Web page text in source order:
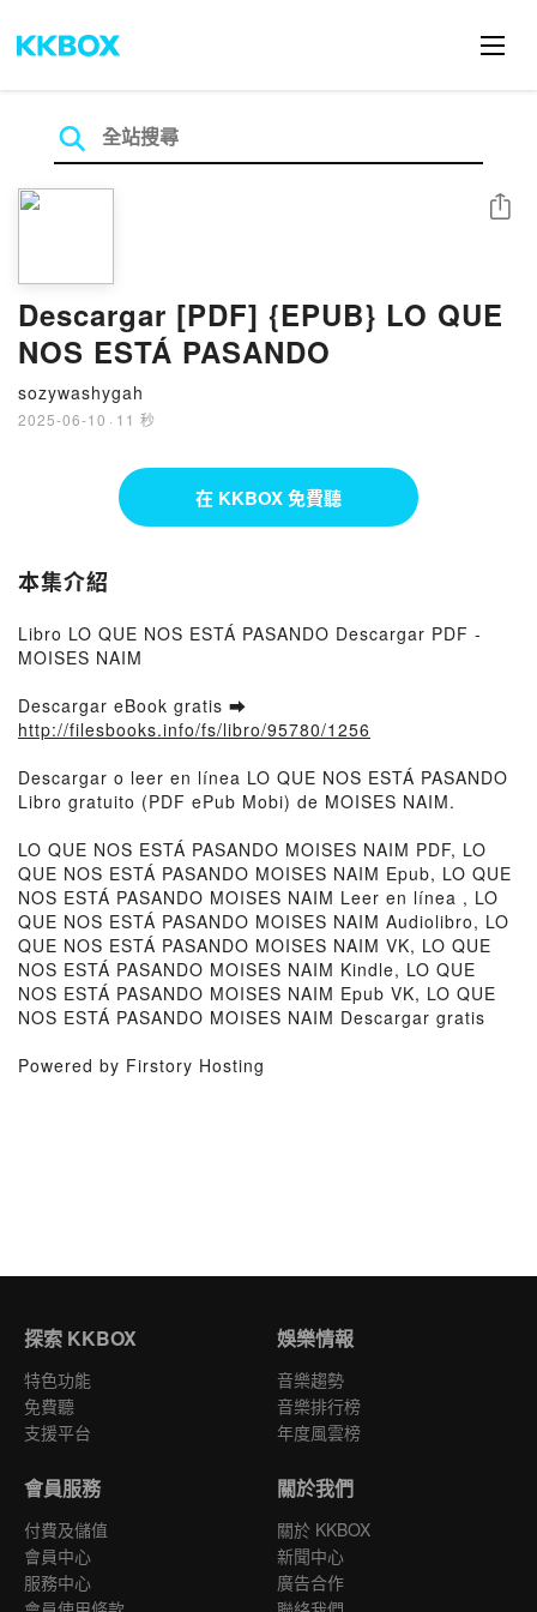
Descargar [PDF] {EPUB} LO QUE
NOS ESTÁ PASANDO
sozywashygah
2025-06-10 · 11 秒
分享
在 KKBOX 免費聽
本集介紹
Libro LO QUE NOS ESTÁ PASANDO Descargar PDF -
MOISES NAIM
Descargar eBook gratis ➡
http://filesbooks.info/fs/libro/95780/1256
Descargar o leer en línea LO QUE NOS ESTÁ PASANDO
Libro gratuito (PDF ePub Mobi) de MOISES NAIM.
LO QUE NOS ESTÁ PASANDO MOISES NAIM PDF, LO
QUE NOS ESTÁ PASANDO MOISES NAIM Epub, LO QUE
NOS ESTÁ PASANDO MOISES NAIM Leer en línea , LO
QUE NOS ESTÁ PASANDO MOISES NAIM Audiolibro, LO
QUE NOS ESTÁ PASANDO MOISES NAIM VK, LO QUE
NOS ESTÁ PASANDO MOISES NAIM Kindle, LO QUE
NOS ESTÁ PASANDO MOISES NAIM Epub VK, LO QUE
NOS ESTÁ PASANDO MOISES NAIM Descargar gratis
Powered by Firstory Hosting
探索 KKBOX
特色功能
免費聽
支援平台
娛樂情報
音樂趨勢
音樂排行榜
年度風雲榜
會員服務
付費及儲值
會員中心
服務中心
關於我們
關於 KKBOX
新聞中心
廣告合作